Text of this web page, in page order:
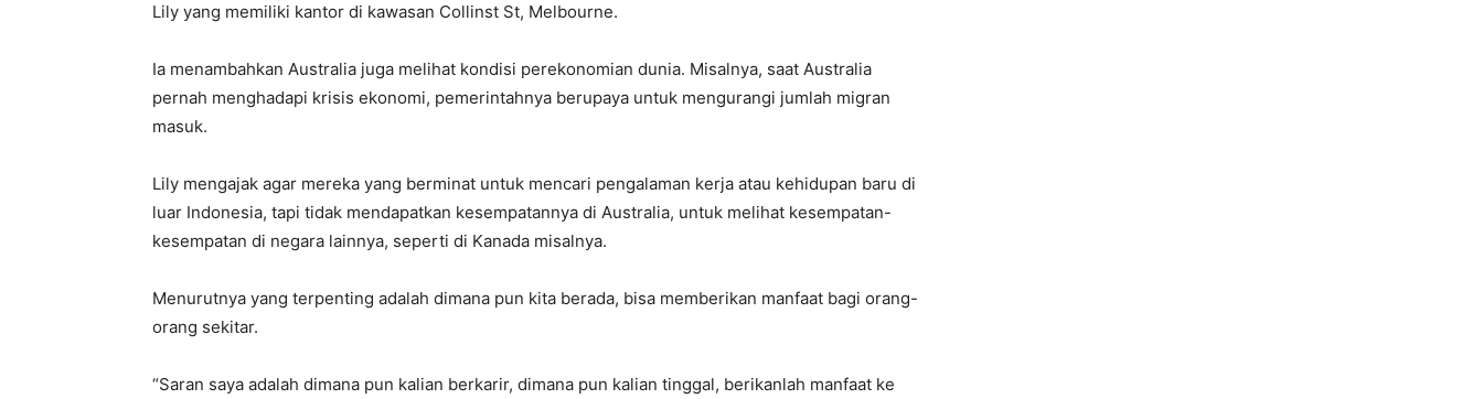
Lily yang memiliki kantor di kawasan Collinst St, Melbourne.
Ia menambahkan Australia juga melihat kondisi perekonomian dunia. Misalnya, saat Australia
pernah menghadapi krisis ekonomi, pemerintahnya berupaya untuk mengurangi jumlah migran
masuk.
Lily mengajak agar mereka yang berminat untuk mencari pengalaman kerja atau kehidupan baru di
luar Indonesia, tapi tidak mendapatkan kesempatannya di Australia, untuk melihat kesempatan-
kesempatan di negara lainnya, seperti di Kanada misalnya.
Menurutnya yang terpenting adalah dimana pun kita berada, bisa memberikan manfaat bagi orang-
orang sekitar.
“Saran saya adalah dimana pun kalian berkarir, dimana pun kalian tinggal, berikanlah manfaat ke